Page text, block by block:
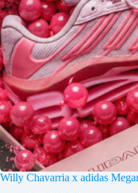
Willy Chavarria x adidas